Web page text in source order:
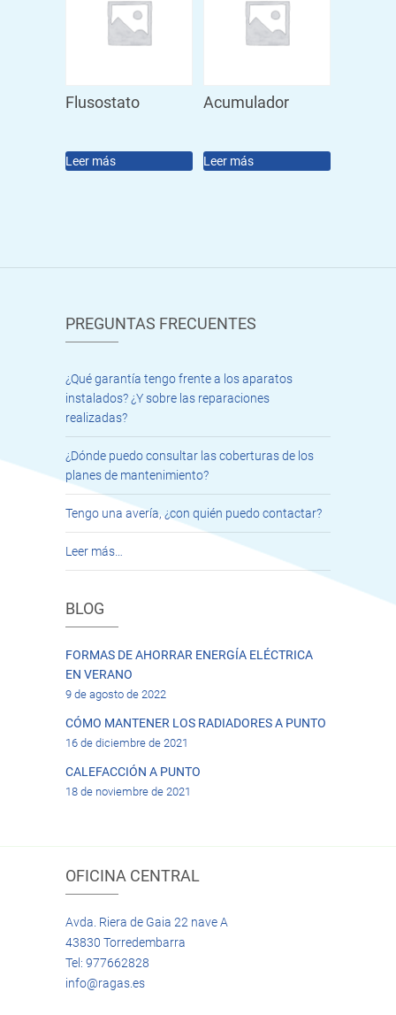
Flusostato
Leer más
Acumulador
Leer más
PREGUNTAS FRECUENTES
¿Qué garantía tengo frente a los aparatos
instalados? ¿Y sobre las reparaciones
realizadas?
¿Dónde puedo consultar las coberturas de los
planes de mantenimiento?
Tengo una avería, ¿con quién puedo contactar?
Leer más…
BLOG
FORMAS DE AHORRAR ENERGÍA ELÉCTRICA
EN VERANO
9 de agosto de 2022
CÓMO MANTENER LOS RADIADORES A PUNTO
16 de diciembre de 2021
CALEFACCIÓN A PUNTO
18 de noviembre de 2021
OFICINA CENTRAL
Avda. Riera de Gaia 22 nave A
43830 Torredembarra
Tel: 977662828
info@ragas.es